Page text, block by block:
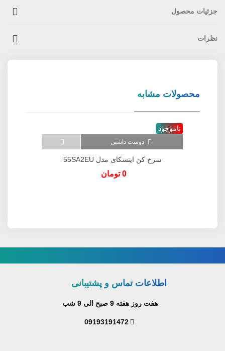
جزئیات محصول
نظرات
محصولات مشابه
ناموجود
دوست داشتن
سرخ کن اینسکای مدل 55SA2EU
0 تومان
اطلاعات تماس و پشتیبانی
هفت روز هفته 9 صبح الی 9 شب
09193191472